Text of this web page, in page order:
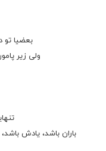
بعضیا تو
ولی زیر
باران باشد، یادش